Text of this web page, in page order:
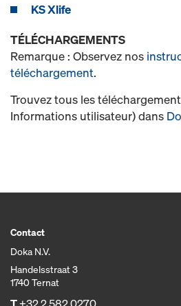
KS Xlife
TÉLÉCHARGEMENTS
Remarque : Observez nos
téléchargement.
Trouvez tous les
Informations utilisateur) dans
Contact
Doka N.V.
Handelsstraat 3
1740 Ternat